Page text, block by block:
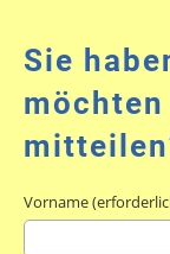
Sie
Vorname